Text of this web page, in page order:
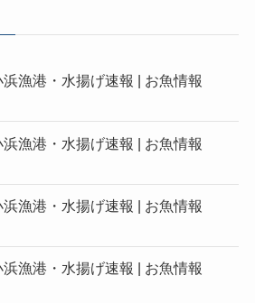
浜漁港・水揚げ速報 | お魚情報
浜漁港・水揚げ速報 | お魚情報
浜漁港・水揚げ速報 | お魚情報
浜漁港・水揚げ速報 | お魚情報